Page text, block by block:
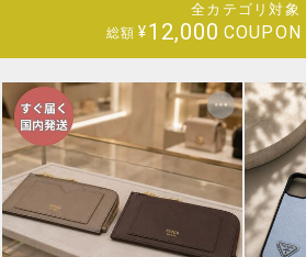
全カテゴリ対象
総額 ¥12,000 COUPON